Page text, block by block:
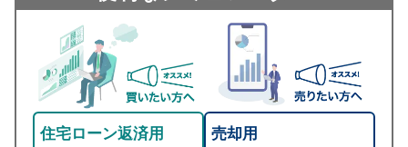
住宅ローン返済用 売却用